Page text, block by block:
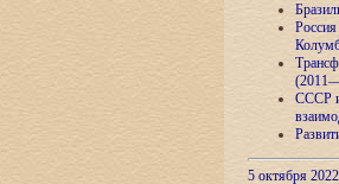
СССР и
5 октября